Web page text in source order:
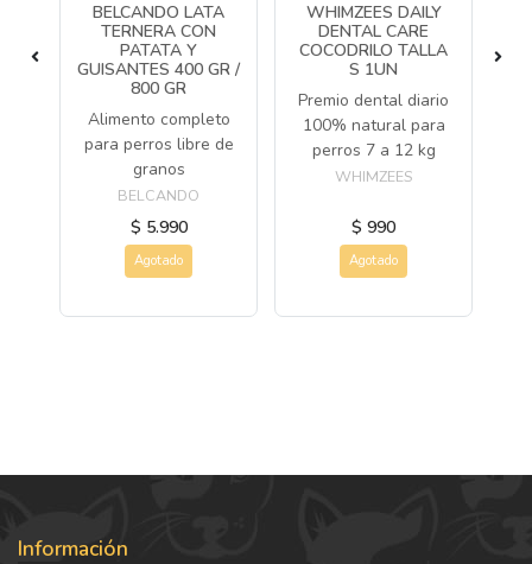
BELCANDO LATA
TERNERA CON
PATATA Y
GUISANTES 400 GR /
800 GR
Alimento completo
para perros libre de
granos
BELCANDO
$ 5.990
Agotado
WHIMZEES DAILY
DENTAL CARE
COCODRILO TALLA
S 1UN
Premio dental diario
100% natural para
perros 7 a 12 kg
WHIMZEES
$ 990
Agotado
Información